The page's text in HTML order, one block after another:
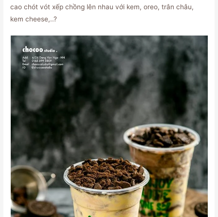
cao chót vót xếp chồng lên nhau với kem, oreo, trân châu,
kem cheese,..?